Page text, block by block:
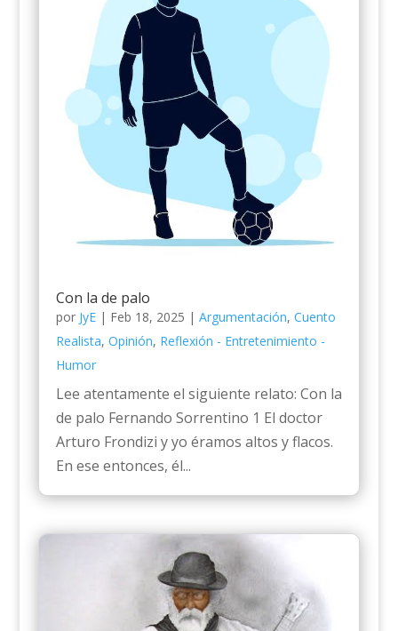
Con la de palo
por JyE| Feb 18, 2025 | Argumentación, Cuento
Realista, Opinión, Reflexión - Entretenimiento -
Humor
Lee atentamente el siguiente relato: Con la
de palo Fernando Sorrentino 1 El doctor
Arturo Frondizi y yo éramos altos y flacos.
En ese entonces, él...